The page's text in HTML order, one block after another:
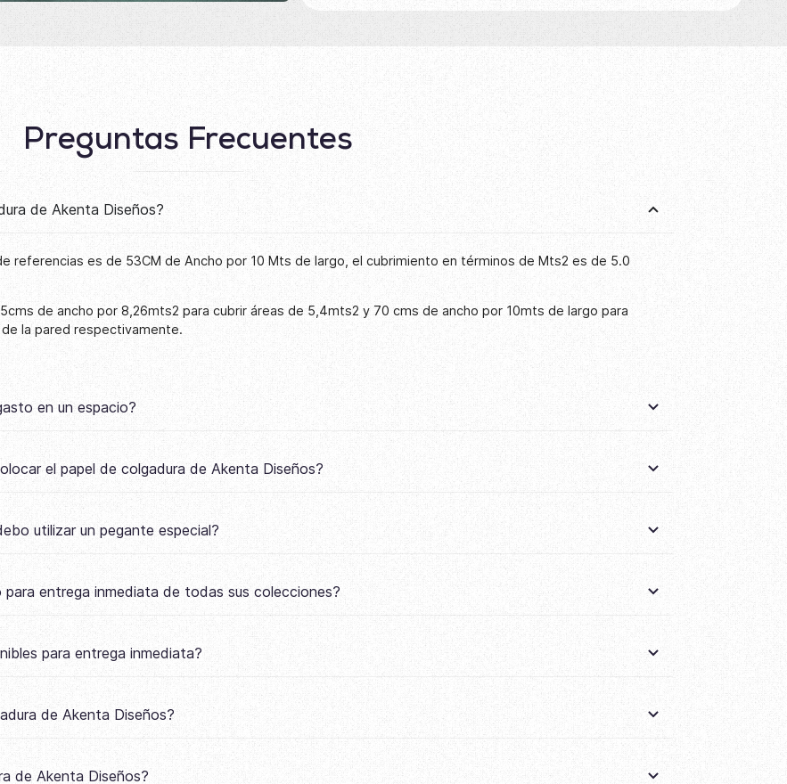
Preguntas Frecuentes
de Akenta Diseños?
referencias es de 53CM de Ancho por 10 Mts de largo, el cubrimiento en términos de Mts2 es de 5.0
de ancho por 8,26mts2 para cubrir áreas de 5,4mts2 y 70 cms de ancho por 10mts de largo para
la pared respectivamente.
en un espacio?
el papel de colgadura de Akenta Diseños?
utilizar un pegante especial?
entrega inmediata de todas sus colecciones?
para entrega inmediata?
de Akenta Diseños?
de Akenta Diseños?